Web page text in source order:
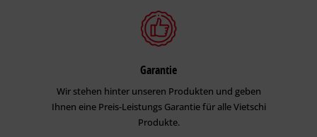
Garantie
Wir stehen hinter unseren Produkten und geben
Ihnen eine Preis-Leistungs Garantie für alle Vietschi
Produkte.